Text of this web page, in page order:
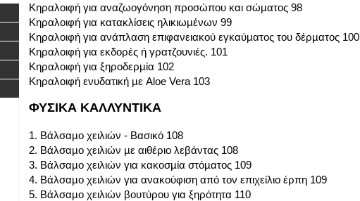
Κηραλοιφή για αναζωογόνηση προσώπου και σώµατος 98
Κηραλοιφή για κατακλίσεις ηλικιωµένων 99
Κηραλοιφή για ανάπλαση επιφανειακού εγκαύµατος του δέρµατος 100
Κηραλοιφή για εκδορές ή γρατζουνιές. 101
Κηραλοιφή για ξηροδερµία 102
Κηραλοιφή ενυδατική µε Aloe Vera 103
ΦΥΣΙΚΑ ΚΑΛΛΥΝΤΙΚΑ
1. Βάλσαµο χειλιών - Βασικό 108
2. Βάλσαµο χειλιών µε αιθέριο λεβάντας 108
3. Βάλσαµο χειλιών για κακοσµία στόµατος 109
4. Βάλσαµο χειλιών για ανακούφιση από τον επιχείλιο έρπη 109
5. Βάλσαµο χειλιών βουτύρου για ξηρότητα 110